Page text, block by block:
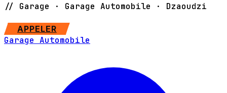
// Garage · Garage Automobile · Dzaoudzi
APPELER
Garage Automobile